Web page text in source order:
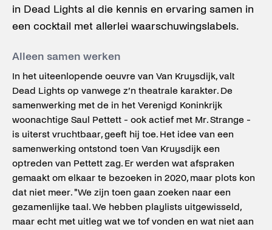
in Dead Lights al die kennis en ervaring samen in
een cocktail met allerlei waarschuwingslabels.
Alleen samen werken
In het uiteenlopende oeuvre van Van Kruysdijk, valt
Dead Lights op vanwege z’n theatrale karakter. De
samenwerking met de in het Verenigd Koninkrijk
woonachtige Saul Pettett - ook actief met Mr. Strange -
is uiterst vruchtbaar, geeft hij toe. Het idee van een
samenwerking ontstond toen Van Kruysdijk een
optreden van Pettett zag. Er werden wat afspraken
gemaakt om elkaar te bezoeken in 2020, maar plots kon
dat niet meer. "We zijn toen gaan zoeken naar een
gezamenlijke taal. We hebben playlists uitgewisseld,
maar echt met uitleg wat we tof vonden en wat niet aan